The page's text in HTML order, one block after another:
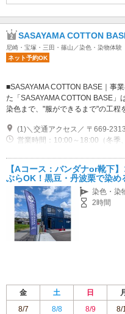
SASAYAMA COTTON
尼崎・宝塚・三田・篠山／染色・染物体験
ネット予約OK
■SASAYAMA COTTON BASE｜事
た「SASAYAMA COTTON BASE」
染色まで、"服ができるまで"の工程
営業時間：10:00～18:00（冬季
【Aコース：バンダナor靴下
ぶらOK！黒豆・丹波栗で染
波篠山＞
染色・染
2時間
金 土 日
8/7
8/8 8/9 8/